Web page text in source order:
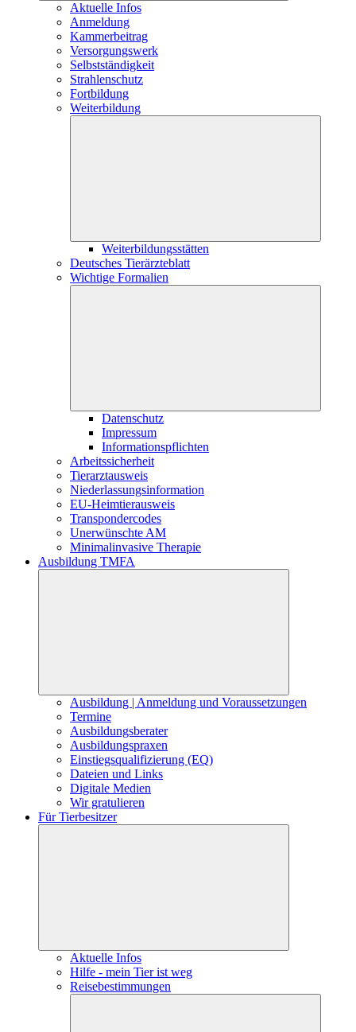
Aktuelle Infos
Anmeldung
Kammerbeitrag
Versorgungswerk
Selbstständigkeit
Strahlenschutz
Fortbildung
Weiterbildung
Weiterbildungsstätten
Deutsches Tierärzteblatt
Wichtige Formalien
Datenschutz
Impressum
Informationspflichten
Arbeitssicherheit
Tierarztausweis
Niederlassungsinformation
EU-Heimtierausweis
Transpondercodes
Unerwünschte AM
Minimalinvasive Therapie
Ausbildung TMFA
Ausbildung | Anmeldung und Voraussetzungen
Termine
Ausbildungsberater
Ausbildungspraxen
Einstiegsqualifizierung (EQ)
Dateien und Links
Digitale Medien
Wir gratulieren
Für Tierbesitzer
Aktuelle Infos
Hilfe - mein Tier ist weg
Reisebestimmungen